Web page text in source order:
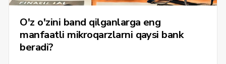
O'z o'zini band qilganlarga eng
manfaatli mikroqarzlarni qaysi bank
beradi?